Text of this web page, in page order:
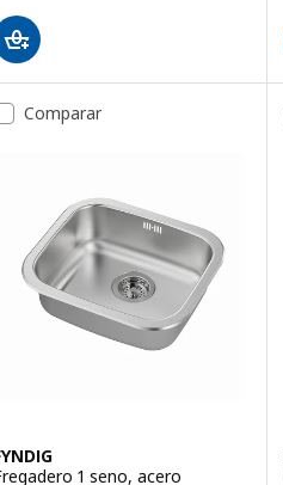
Comparar
1 seno, acero